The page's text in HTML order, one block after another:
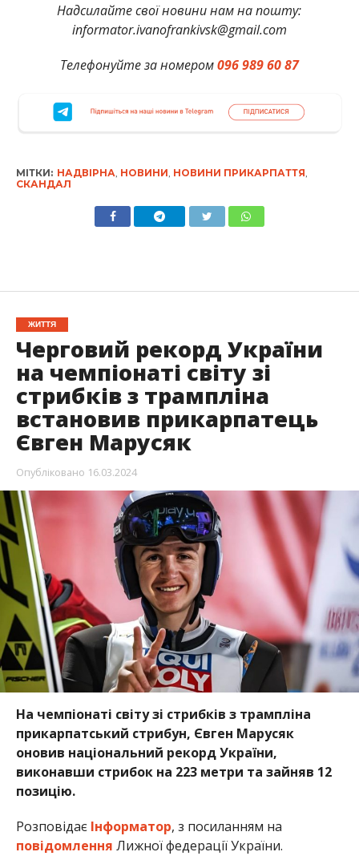
Надсилайте свої новини нам на пошту:
informator.ivanofrankivsk@gmail.com
Телефонуйте за номером096 989 60 87
МІТКИ: НАДВІРНА, НОВИНИ, НОВИНИ ПРИКАРПАТТЯ,
СКАНДАЛ
ЖИТТЯ
Черговий рекорд України
на чемпіонаті світу зі
стрибків з трампліна
встановив прикарпатець
Євген Марусяк
Опубліковано 16.03.2024
На чемпіонаті світу зі стрибків з трампліна
прикарпатський стрибун, Євген Марусяк
оновив національний рекорд України,
виконавши стрибок на 223 метри та зайняв 12
позицію.
Розповідає Інформатор, з посиланням на
повідомлення Лижної федерації України.